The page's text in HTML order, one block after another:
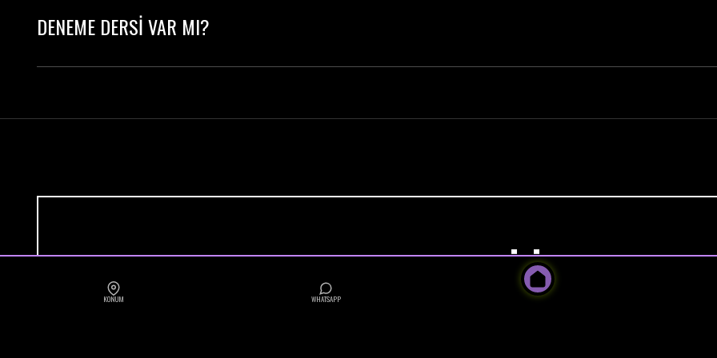
DENEME DERSİ VAR MI?
KURSLARIMIZI DENEMEK İÇİN HEMEN
KONUM WHATSAPP